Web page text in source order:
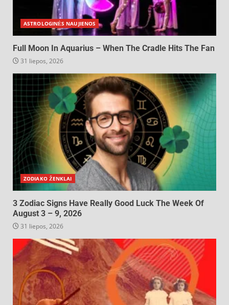
ASTROLOGINĖS NAUJIENOS
Full Moon In Aquarius – When The Cradle Hits The Fan
31 liepos, 2026
ZODIAKO ŽENKLAI
3 Zodiac Signs Have Really Good Luck The Week Of
August 3 – 9, 2026
31 liepos, 2026